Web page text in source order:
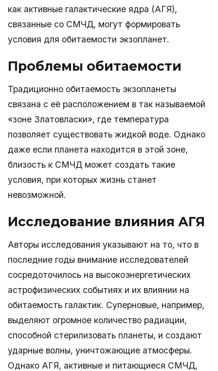
как активные галактические ядра (АГЯ),
связанные со СМЧД, могут формировать
условия для обитаемости экзопланет.
Проблемы обитаемости
Традиционно обитаемость экзопланеты
связана с её расположением в так называемой
«зоне Златовласки», где температура
позволяет существовать жидкой воде. Однако
даже если планета находится в этой зоне,
близость к СМЧД может создать такие
условия, при которых жизнь станет
невозможной.
Исследование влияния АГЯ
Авторы исследования указывают на то, что в
последние годы внимание исследователей
сосредоточилось на высокоэнергетических
астрофизических событиях и их влиянии на
обитаемость галактик. Суперновые, например,
выделяют огромное количество радиации,
способной стерилизовать планеты, и создают
ударные волны, уничтожающие атмосферы.
Однако АГЯ, активные и питающиеся СМЧД,